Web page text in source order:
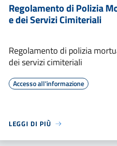
Regolamento di Polizia
e dei Servizi Cimiteriali
Regolamento di polizia
dei servizi cimiteriali
Accesso all'informazione
LEGGI DI PIÙ